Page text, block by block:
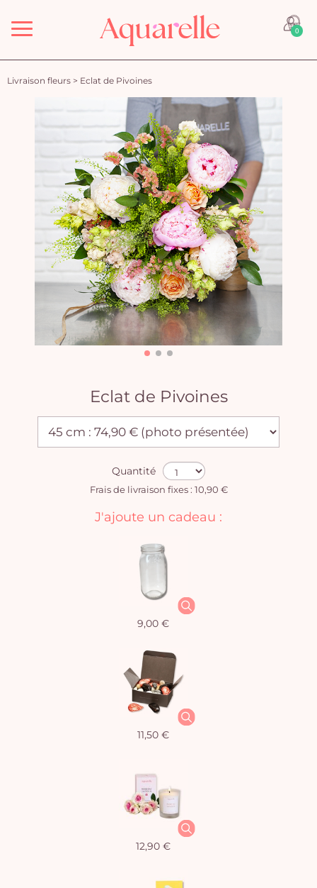
Menu 0
Livraison fleurs > Eclat de Pivoines
Eclat de Pivoines
Quantité
Frais de livraison fixes : 10,90 €
J'ajoute un cadeau :
9,00 €
11,50 €
12,90 €